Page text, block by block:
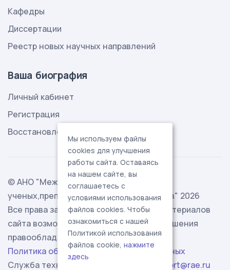
Кафедры
Диссертации
Реестр новых научных направлений
Ваша биография
Личный кабинет
Регистрация
Восстановление пароля
© АНО "Международная ассоциация
ученых,преподавателей и специалистов" 2026
Все права защищены. Использование материалов
сайта возможно исключительно с разрешения
правообладателя.
Политика обработки персональных данных
Служба технической поддержки -
support@rae.ru
Мы используем файлы
cookies для улучшения
работы сайта. Оставаясь
на нашем сайте, вы
соглашаетесь с
условиями использования
файлов cookies. Чтобы
ознакомиться с нашей
Политикой использования
файлов cookie, нажмите
здесь